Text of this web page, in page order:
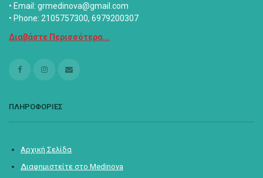
• Email: grmedinova@gmail.com
• Phone: 2105757300, 6979200307
Διαβάστε Περισσότερα...
ΠΛΗΡΟΦΟΡΙΕΣ
Αρχική Σελίδα
Διαφημιστείτε στο Medinova